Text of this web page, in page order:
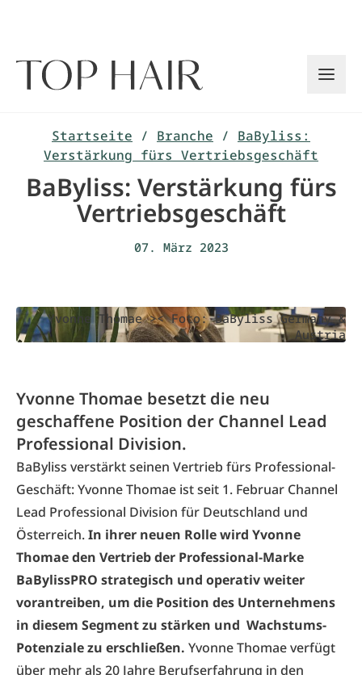
Startseite / Branche / BaByliss:
Verstärkung fürs Vertriebsgeschäft
BaByliss: Verstärkung fürs
Vertriebsgeschäft
07. März 2023
Yvonne Thomae >< Foto: BaByliss Germany &
Austria
Yvonne Thomae besetzt die neu
geschaffene Position der Channel Lead
Professional Division.
BaByliss verstärkt seinen Vertrieb fürs Professional-
Geschäft: Yvonne Thomae ist seit 1. Februar Channel
Lead Professional Division für Deutschland und
Österreich.In ihrer neuen Rolle wird Yvonne
Thomae den Vertrieb der Professional-Marke
BaBylissPRO strategisch und operativ weiter
vorantreiben, um die Position des Unternehmens
in diesem Segment zu stärken und Wachstums-
Potenziale zu erschließen. Yvonne Thomae verfügt
über mehr als 20 Jahre Berufserfahrung in den